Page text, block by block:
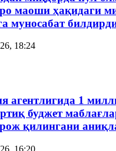
маоши ҳақидаги
муносабат
18:24
агентлигида 1
буджет
қилингани
16:20